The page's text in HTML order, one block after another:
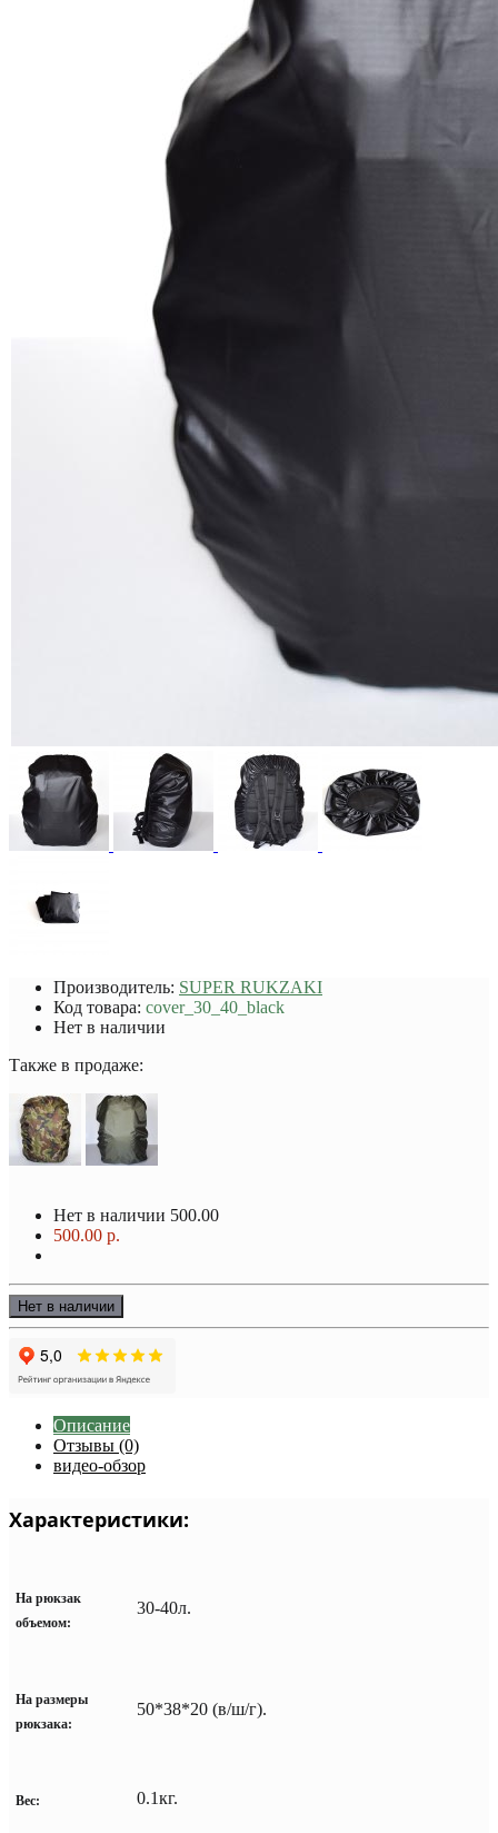
Производитель: SUPER RUKZAKI
Код товара: cover_30_40_black
Нет в наличии
Также в продаже:
Нет в наличии 500.00
500.00 р.
Нет в наличии
Описание
Отзывы (0)
видео-обзор
Характеристики:
На рюкзак
объемом:
30-40л.
На размеры
рюкзака:
50*38*20 (в/ш/г).
Вес: 0.1кг.